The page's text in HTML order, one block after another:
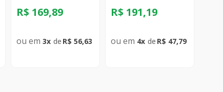
R$ 169,89
3 R$ 56,63
R$ 191,19
4 R$ 47,79